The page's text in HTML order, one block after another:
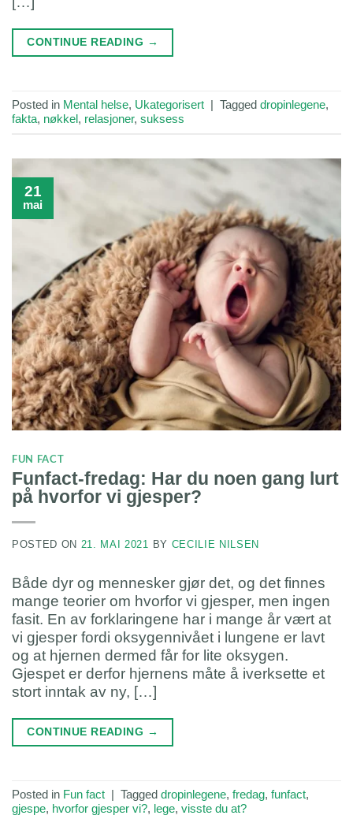
CONTINUE READING →
Posted in Mental helse, Ukategorisert | Tagged dropinlegene,
fakta, nøkkel, relasjoner, suksess
21
mai
FUN FACT
Funfact-fredag: Har du noen gang lurt
på hvorfor vi gjesper?
POSTED ON 21. MAI 2021 BY CECILIE NILSEN
Både dyr og mennesker gjør det, og det finnes
mange teorier om hvorfor vi gjesper, men ingen
fasit. En av forklaringene har i mange år vært at
vi gjesper fordi oksygennivået i lungene er lavt
og at hjernen dermed får for lite oksygen.
Gjespet er derfor hjernens måte å iverksette et
stort inntak av ny, […]
CONTINUE READING →
Posted in Fun fact | Tagged dropinlegene, fredag, funfact,
gjespe, hvorfor gjesper vi?, lege, visste du at?